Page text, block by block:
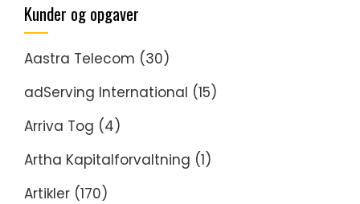
Kunder og opgaver
Aastra Telecom (30)
adServing International (15)
Arriva Tog (4)
Artha Kapitalforvaltning (1)
Artikler (170)